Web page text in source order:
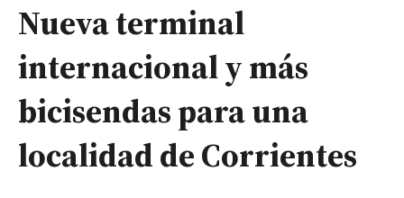
Nueva terminal
internacional y más
bicisendas para una
localidad de Corrientes